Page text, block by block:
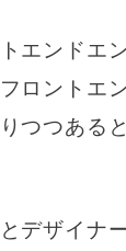
エンドエ
ロントエ
つつある
デザイナ